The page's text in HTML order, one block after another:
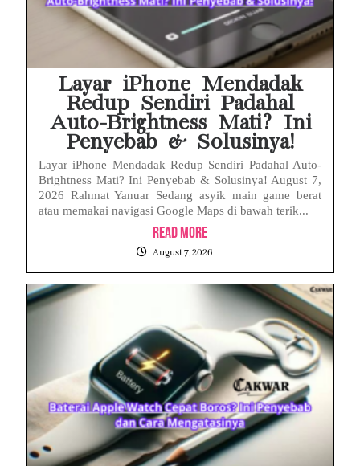
Layar iPhone Mendadak
Redup Sendiri Padahal
Auto-Brightness Mati? Ini
Penyebab & Solusinya!
Layar iPhone Mendadak Redup Sendiri Padahal Auto-
Brightness Mati? Ini Penyebab & Solusinya! August 7,
2026 Rahmat Yanuar Sedang asyik main game berat
atau memakai navigasi Google Maps di bawah terik...
Read More
August 7, 2026